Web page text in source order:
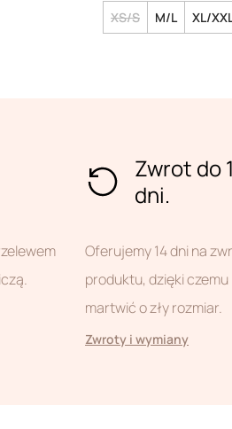
XS/S M/L XL/
Zwrot do
dni.
Oferujemy 14 dni na
produktu, dzięki czemu
martwić o zły rozmiar.
Zwroty i wymiany